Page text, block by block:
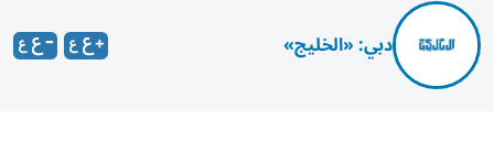
دبي: «الخليج»